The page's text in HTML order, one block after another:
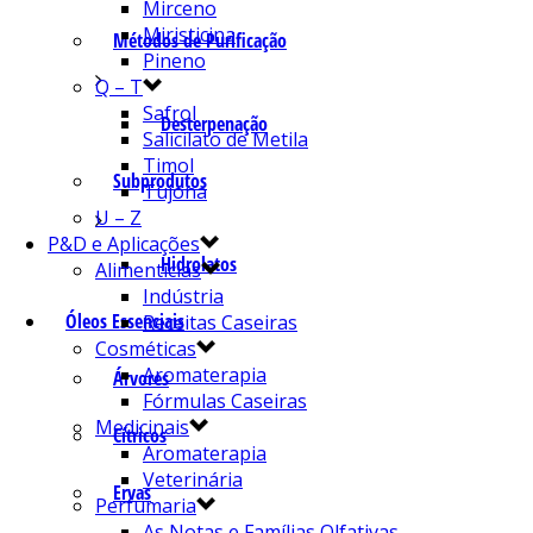
Métodos de Purificação
Desterpenação
Subprodutos
Hidrolatos
Óleos Essenciais
Árvores
Cítricos
Ervas
Mirceno
Miristicina
Pineno
Q – T
Safrol
Salicilato de Metila
Timol
Tujona
U – Z
P&D e Aplicações
Alimentícias
Indústria
Receitas Caseiras
Cosméticas
Aromaterapia
Fórmulas Caseiras
Medicinais
Aromaterapia
Veterinária
Perfumaria